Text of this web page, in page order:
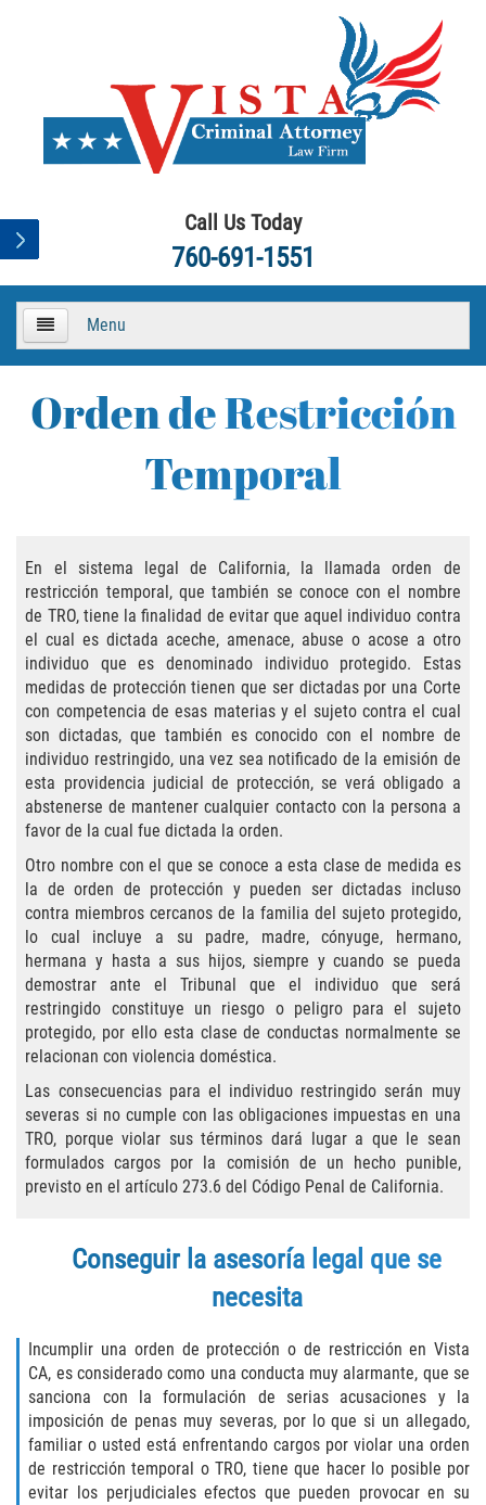
Call Us Today
760-691-1551
Menu
Practice Areas
Asalto y Agresión
Agresión Agravada
Asalto con Arma Mortal
Asalto Con Químicos Cáusticos
Asalto Contra Un Funcionario Público
Agresión Contra un Agente del Orden
Público
Asuntos Posteriores a la Condena
Anulando o Rechazando una Condena
Certificado de Rehabilitación
Eliminación de Antecedentes Penales
Libertad Condicional Bajo Palabra
Petición para Anular una Condena
por Asesinato
Violación de la Libertad Condicional
Conducir Bajo la Influencia de Drogas
(DUID)
Delincuencia Juvenil
Orden de Restricción
Temporal
En el sistema legal de California, la llamada orden de
restricción temporal, que también se conoce con el nombre
de TRO, tiene la finalidad de evitar que aquel individuo contra
el cual es dictada aceche, amenace, abuse o acose a otro
individuo que es denominado individuo protegido. Estas
medidas de protección tienen que ser dictadas por una Corte
con competencia de esas materias y el sujeto contra el cual
son dictadas, que también es conocido con el nombre de
individuo restringido, una vez sea notificado de la emisión de
esta providencia judicial de protección, se verá obligado a
abstenerse de mantener cualquier contacto con la persona a
favor de la cual fue dictada la orden.
Otro nombre con el que se conoce a esta clase de medida es
la de orden de protección y pueden ser dictadas incluso
contra miembros cercanos de la familia del sujeto protegido,
lo cual incluye a su padre, madre, cónyuge, hermano,
hermana y hasta a sus hijos, siempre y cuando se pueda
demostrar ante el Tribunal que el individuo que será
restringido constituye un riesgo o peligro para el sujeto
protegido, por ello esta clase de conductas normalmente se
relacionan con violencia doméstica.
Las consecuencias para el individuo restringido serán muy
severas si no cumple con las obligaciones impuestas en una
TRO, porque violar sus términos dará lugar a que le sean
formulados cargos por la comisión de un hecho punible,
previsto en el artículo 273.6 del Código Penal de California.
Conseguir la asesoría legal que se
necesita
Incumplir una orden de protección o de restricción en Vista
CA, es considerado como una conducta muy alarmante, que se
sanciona con la formulación de serias acusaciones y la
imposición de penas muy severas, por lo que si un allegado,
familiar o usted está enfrentando cargos por violar una orden
de restricción temporal o TRO, tiene que hacer lo posible por
evitar los perjudiciales efectos que pueden provocar en su